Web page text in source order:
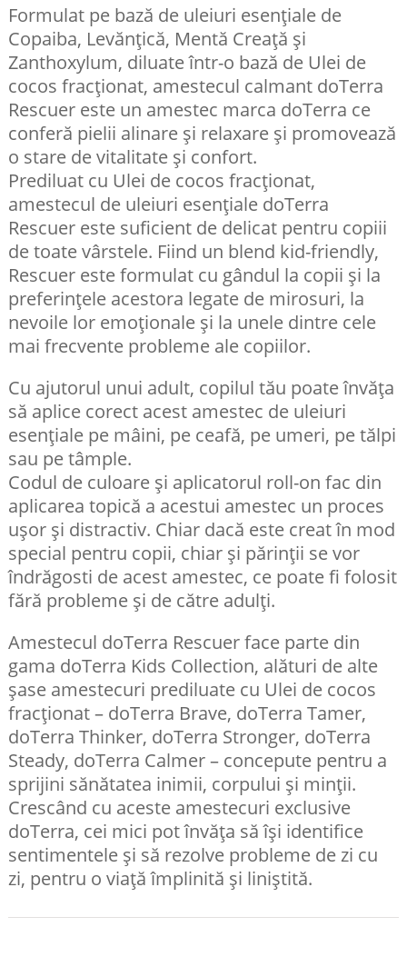
Formulat pe bază de uleiuri esențiale de
Copaiba, Levănțică, Mentă Creață și
Zanthoxylum, diluate într-o bază de Ulei de
cocos fracționat, amestecul calmant doTerra
Rescuer este un amestec marca doTerra ce
conferă pielii alinare și relaxare și promovează
o stare de vitalitate și confort.
Prediluat cu Ulei de cocos fracționat,
amestecul de uleiuri esențiale doTerra
Rescuer este suficient de delicat pentru copiii
de toate vârstele. Fiind un blend kid-friendly,
Rescuer este formulat cu gândul la copii și la
preferințele acestora legate de mirosuri, la
nevoile lor emoționale și la unele dintre cele
mai frecvente probleme ale copiilor.
Cu ajutorul unui adult, copilul tău poate învăța
să aplice corect acest amestec de uleiuri
esențiale pe mâini, pe ceafă, pe umeri, pe tălpi
sau pe tâmple.
Codul de culoare și aplicatorul roll-on fac din
aplicarea topică a acestui amestec un proces
ușor și distractiv. Chiar dacă este creat în mod
special pentru copii, chiar și părinții se vor
îndrăgosti de acest amestec, ce poate fi folosit
fără probleme și de către adulți.
Amestecul doTerra Rescuer face parte din
gama doTerra Kids Collection, alături de alte
șase amestecuri prediluate cu Ulei de cocos
fracționat – doTerra Brave, doTerra Tamer,
doTerra Thinker, doTerra Stronger, doTerra
Steady, doTerra Calmer – concepute pentru a
sprijini sănătatea inimii, corpului și minții.
Crescând cu aceste amestecuri exclusive
doTerra, cei mici pot învăța să își identifice
sentimentele și să rezolve probleme de zi cu
zi, pentru o viață împlinită și liniștită.